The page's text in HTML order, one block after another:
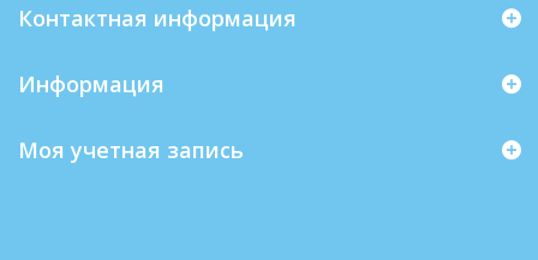
Контактная информация
Информация
Моя учетная запись